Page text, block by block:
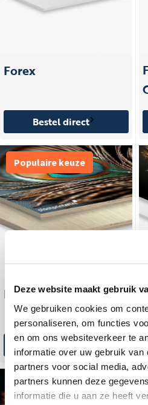
Deze website maakt gebruik
We gebruiken cookies om
personaliseren, om functies
en om ons websiteverkeer te
informatie over uw gebruik van
partners voor social media,
partners kunnen deze
informatie die u aan ze heeft
Forex
Bestel direct
Populaire keuze
Houten panelen
Bestel direct